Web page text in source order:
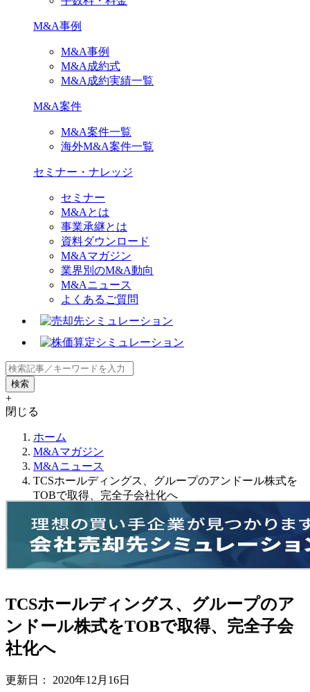
M&A事例
M&A事例
M&A成約式
M&A成約実績一覧
M&A案件
M&A案件一覧
海外M&A案件一覧
セミナー・ナレッジ
セミナー
M&Aとは
事業承継とは
資料ダウンロード
M&Aマガジン
業界別のM&A動向
M&Aニュース
よくあるご質問
+
閉じる
ホーム
M&Aマガジン
M&Aニュース
TCSホールディングス、グループのアンドール株式を
TOBで取得、完全子会社化へ
TCSホールディングス、グループのア
ンドール株式をTOBで取得、完全子会
社化へ
更新日： 2020年12月16日